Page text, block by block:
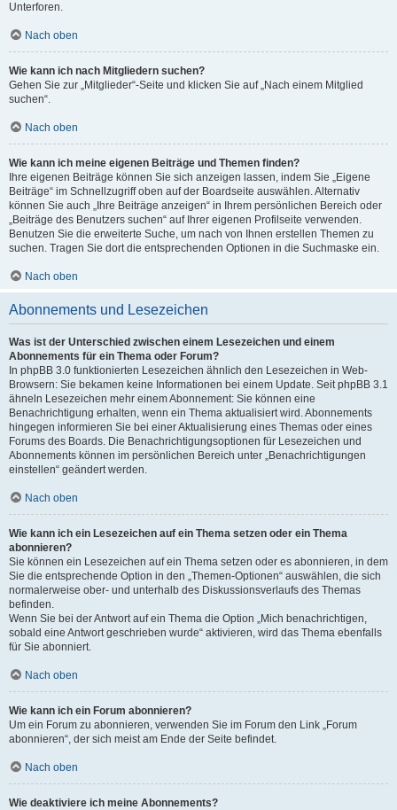
Unterforen.
Nach oben
Wie kann ich nach Mitgliedern suchen?
Gehen Sie zur „Mitglieder“-Seite und klicken Sie auf „Nach einem Mitglied
suchen“.
Nach oben
Wie kann ich meine eigenen Beiträge und Themen finden?
Ihre eigenen Beiträge können Sie sich anzeigen lassen, indem Sie „Eigene
Beiträge“ im Schnellzugriff oben auf der Boardseite auswählen. Alternativ
können Sie auch „Ihre Beiträge anzeigen“ in Ihrem persönlichen Bereich oder
„Beiträge des Benutzers suchen“ auf Ihrer eigenen Profilseite verwenden.
Benutzen Sie die erweiterte Suche, um nach von Ihnen erstellen Themen zu
suchen. Tragen Sie dort die entsprechenden Optionen in die Suchmaske ein.
Nach oben
Abonnements und Lesezeichen
Was ist der Unterschied zwischen einem Lesezeichen und einem
Abonnements für ein Thema oder Forum?
In phpBB 3.0 funktionierten Lesezeichen ähnlich den Lesezeichen in Web-
Browsern: Sie bekamen keine Informationen bei einem Update. Seit phpBB 3.1
ähneln Lesezeichen mehr einem Abonnement: Sie können eine
Benachrichtigung erhalten, wenn ein Thema aktualisiert wird. Abonnements
hingegen informieren Sie bei einer Aktualisierung eines Themas oder eines
Forums des Boards. Die Benachrichtigungsoptionen für Lesezeichen und
Abonnements können im persönlichen Bereich unter „Benachrichtigungen
einstellen“ geändert werden.
Nach oben
Wie kann ich ein Lesezeichen auf ein Thema setzen oder ein Thema
abonnieren?
Sie können ein Lesezeichen auf ein Thema setzen oder es abonnieren, in dem
Sie die entsprechende Option in den „Themen-Optionen“ auswählen, die sich
normalerweise ober- und unterhalb des Diskussionsverlaufs des Themas
befinden.
Wenn Sie bei der Antwort auf ein Thema die Option „Mich benachrichtigen,
sobald eine Antwort geschrieben wurde“ aktivieren, wird das Thema ebenfalls
für Sie abonniert.
Nach oben
Wie kann ich ein Forum abonnieren?
Um ein Forum zu abonnieren, verwenden Sie im Forum den Link „Forum
abonnieren“, der sich meist am Ende der Seite befindet.
Nach oben
Wie deaktiviere ich meine Abonnements?